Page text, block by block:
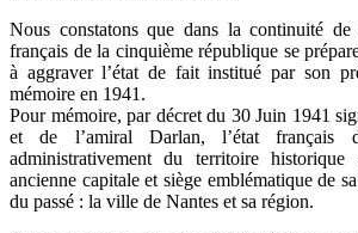
Nous constatons que dans la continuité de
français de la cinquième république se
à aggraver l’état de fait institué par son
mémoire en 1941.
Pour mémoire, par décret du 30 Juin 1941
et de l’amiral Darlan, l’état français
administrativement du territoire
ancienne capitale et siège emblématique de
du passé : la ville de Nantes et sa région.